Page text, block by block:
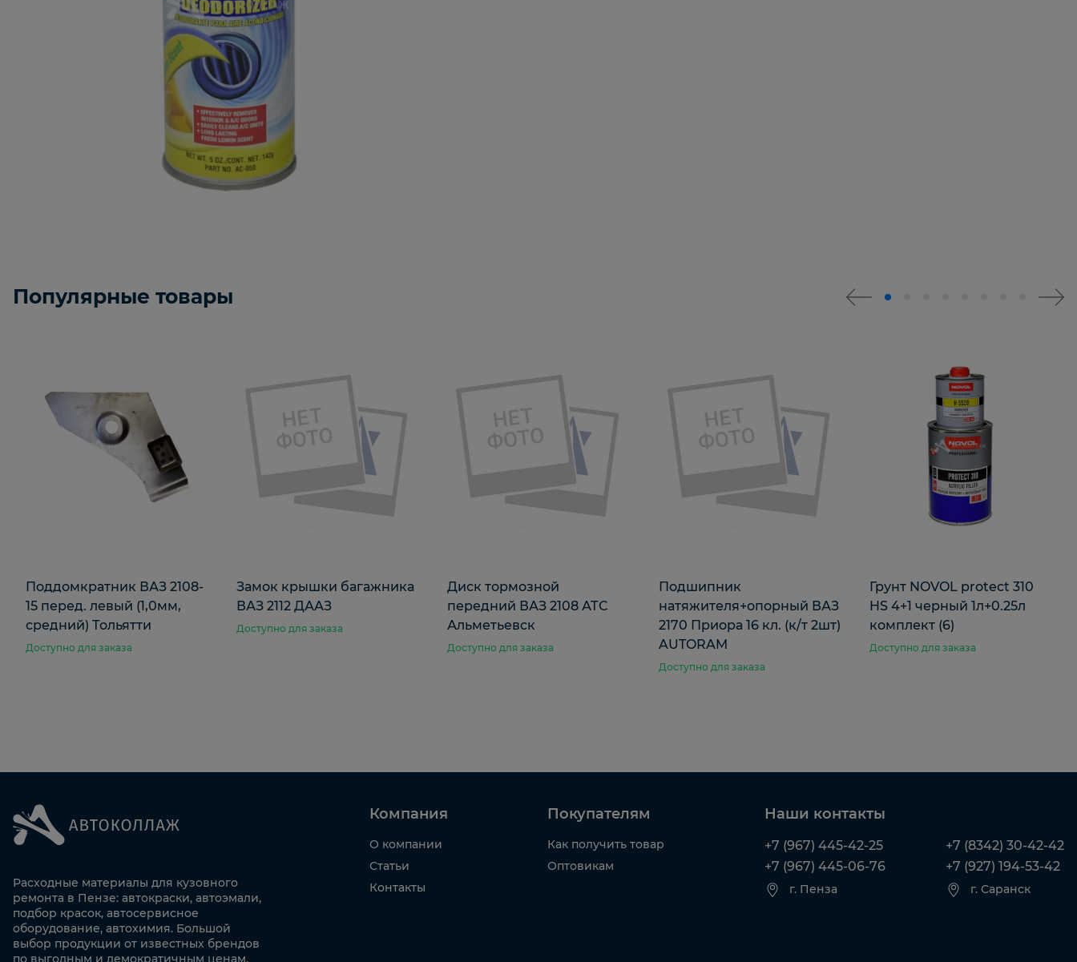
Популярные товары
Поддомкратник ВАЗ 2108-
15 перед. левый (1,0мм,
средний) Тольятти
Доступно для заказа
Замок крышки багажника
ВАЗ 2112 ДААЗ
Доступно для заказа
Диск тормозной
передний ВАЗ 2108 АТС
Альметьевск
Доступно для заказа
Подшипник
натяжителя+опорный ВАЗ
2170 Приора 16 кл. (к/т 2шт)
AUTORAM
Доступно для заказа
Грунт NOVOL protect 310
HS 4+1 черный 1л+0.25л
комплект (6)
Доступно для заказа
Расходные материалы для кузовного
ремонта в Пензе: автокраски, автоэмали,
подбор красок, автосервисное
оборудование, автохимия. Большой
выбор продукции от известных брендов
по выгодным и демократичным ценам.
Компания
О компании
Статьи
Контакты
Покупателям
Как получить товар
Оптовикам
Наши контакты
+7 (967) 445-42-25
+7 (967) 445-06-76
г. Пенза
+7 (8342) 30-42-42
+7 (927) 194-53-42
г. Саранск